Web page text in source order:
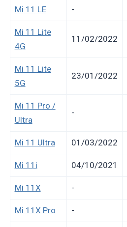
Mi 11 LE -
Mi 11 Lite
4G
11/02/2022
Mi 11 Lite
5G
23/01/2022
Mi 11 Pro /
Ultra
-
Mi 11 Ultra 01/03/2022
Mi 11i 04/10/2021
Mi 11X -
Mi 11X Pro -